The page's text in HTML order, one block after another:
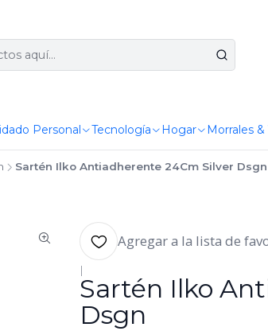
Personal Tecnología Hogar Morrales &
Sartén Ilko Antiadherente 24Cm Silver Dsgn
Agregar a la lista de
|
Sartén Ilko
Dsgn